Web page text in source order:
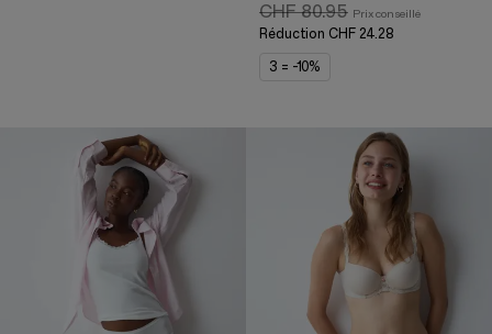
CHF 80.95
Réduction CHF 24.28
3 = -10%